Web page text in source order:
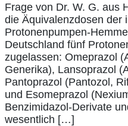
Frage von Dr. W. G. aus
die Äquivalenzdosen der
Protonenpumpen-
Deutschland fünf
zugelassen: Omeprazol
Generika), Lansoprazol
Pantoprazol (Pantozol,
und Esomeprazol
Benzimidazol-Derivate
wesentlich […]